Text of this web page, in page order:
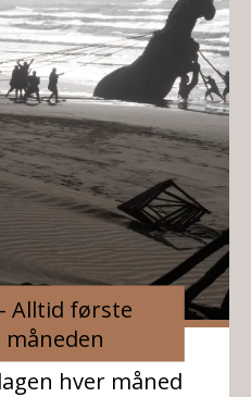
Alltid første
hver måned